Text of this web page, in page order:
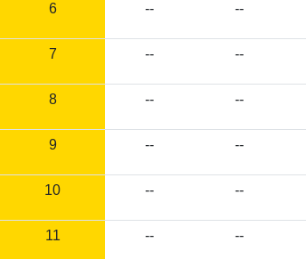
6 -- --
7 -- --
8 -- --
9 -- --
10 -- --
11 -- --